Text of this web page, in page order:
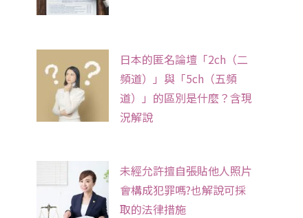
日本的匿名論壇「2ch（二
頻道）」與「5ch（五頻
道）」的區別是什麼？含現
況解說
未經允許擅自張貼他人照片
會構成犯罪嗎?也解說可採
取的法律措施